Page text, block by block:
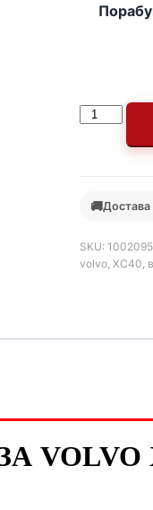
🚚
SKU: 1002095
volvo, XC40,